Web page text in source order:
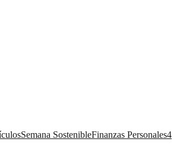
Semana SostenibleFinanzas Personales4